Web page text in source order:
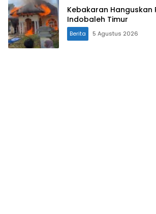
Kebakaran Hanguskan
Indobaleh Timur
Berita 5 Agustus 2026